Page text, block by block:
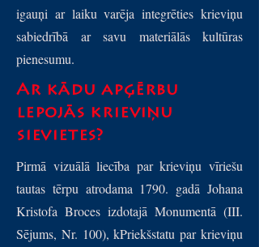
igauņi ar laiku varēja integrēties krieviņu
sabiedrībā ar savu materiālās kultūras
pienesumu.
Ar kādu apģērbu
lepojās krieviņu
sievietes?
Pirmā vizuālā liecība par krieviņu vīriešu
tautas tērpu atrodama 1790. gadā Johana
Kristofa Broces izdotajā Monumentā (III.
Sējums, Nr. 100), kPriekšstatu par krieviņu